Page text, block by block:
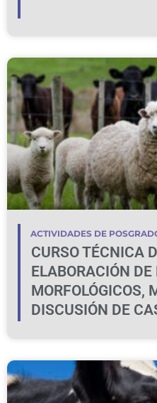
ACTIVIDADES DE
CURSO TÉCNICA
ELABORACIÓN
MORFOLÓGICOS,
DISCUSIÓN DE